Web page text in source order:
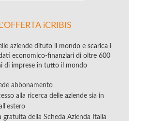
L'OFFERTA iCRIBIS
aziende dituto il mondo e scarica i
economico-finanziari di oltre 600
di imprese in tutto il mondo
abbonamento
alla ricerca delle aziende sia in
gratuita della Scheda Azienda Italia